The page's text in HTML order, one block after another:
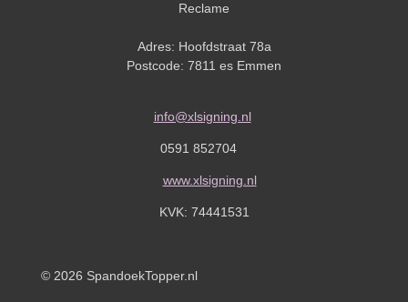
Reclame
Adres: Hoofdstraat 78a
Postcode: 7811 es Emmen
info@xlsigning.nl
0591 852704
www.xlsigning.nl
KVK: 74441531
© 2026 SpandoekTopper.nl